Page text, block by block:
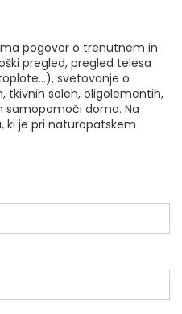
pogovor o trenutnem in
pregled, pregled telesa
svetovanje o
tkivnih soleh, oligolementih,
samopomoči doma. Na
ki je pri naturopatskem